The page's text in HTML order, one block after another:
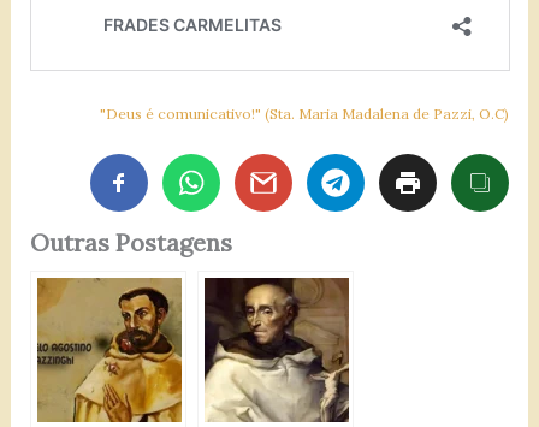
"Deus é comunicativo!" (Sta. Maria Madalena de Pazzi, O.C)
Outras Postagens